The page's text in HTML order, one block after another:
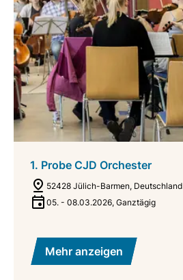
1. Probe CJD Orchester
52428 Jülich-Barmen, Deutschland
05. - 08.03.2026, Ganztägig
Mehr anzeigen